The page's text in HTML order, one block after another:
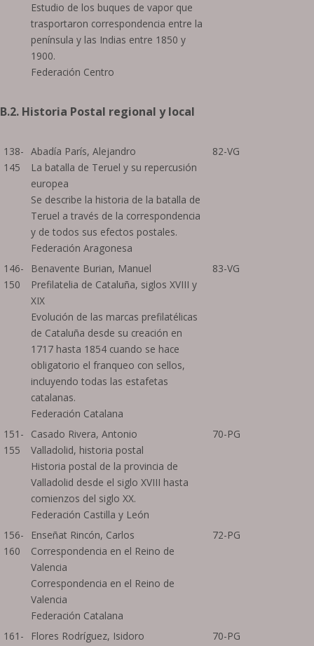
Estudio de los buques de vapor que
trasportaron correspondencia entre la
península y las Indias entre 1850 y
1900.
Federación Centro
B.2. Historia Postal regional y local
138-
145
Abadía París, Alejandro
La batalla de Teruel y su repercusión
europea
Se describe la historia de la batalla de
Teruel a través de la correspondencia
y de todos sus efectos postales.
Federación Aragonesa
82-VG
146-
150
Benavente Burian, Manuel
Prefilatelia de Cataluña, siglos XVIII y
XIX
Evolución de las marcas prefilatélicas
de Cataluña desde su creación en
1717 hasta 1854 cuando se hace
obligatorio el franqueo con sellos,
incluyendo todas las estafetas
catalanas.
Federación Catalana
83-VG
151-
155
Casado Rivera, Antonio
Valladolid, historia postal
Historia postal de la provincia de
Valladolid desde el siglo XVIII hasta
comienzos del siglo XX.
Federación Castilla y León
70-PG
156-
160
Enseñat Rincón, Carlos
Correspondencia en el Reino de
Valencia
Correspondencia en el Reino de
Valencia
Federación Catalana
72-PG
161-
Flores Rodríguez, Isidoro
70-PG